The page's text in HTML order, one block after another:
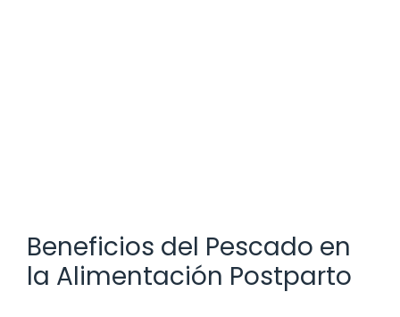
Beneficios del Pescado en
la Alimentación Postparto